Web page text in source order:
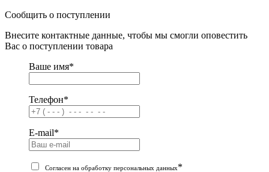
Сообщить о поступлении
Внесите контактные данные, чтобы мы смогли оповестить
Вас о поступлении товара
Ваше имя*
Телефон*
E-mail*
Согласен на обработку персональных данных*